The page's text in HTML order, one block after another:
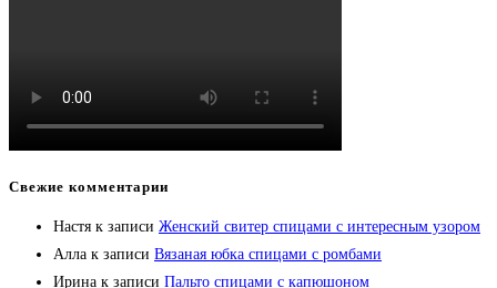
Свежие комментарии
Настя к записи Женский свитер спицами с интересным узором
Алла к записи Вязаная юбка спицами с ромбами
Ирина к записи Пальто спицами с капюшоном